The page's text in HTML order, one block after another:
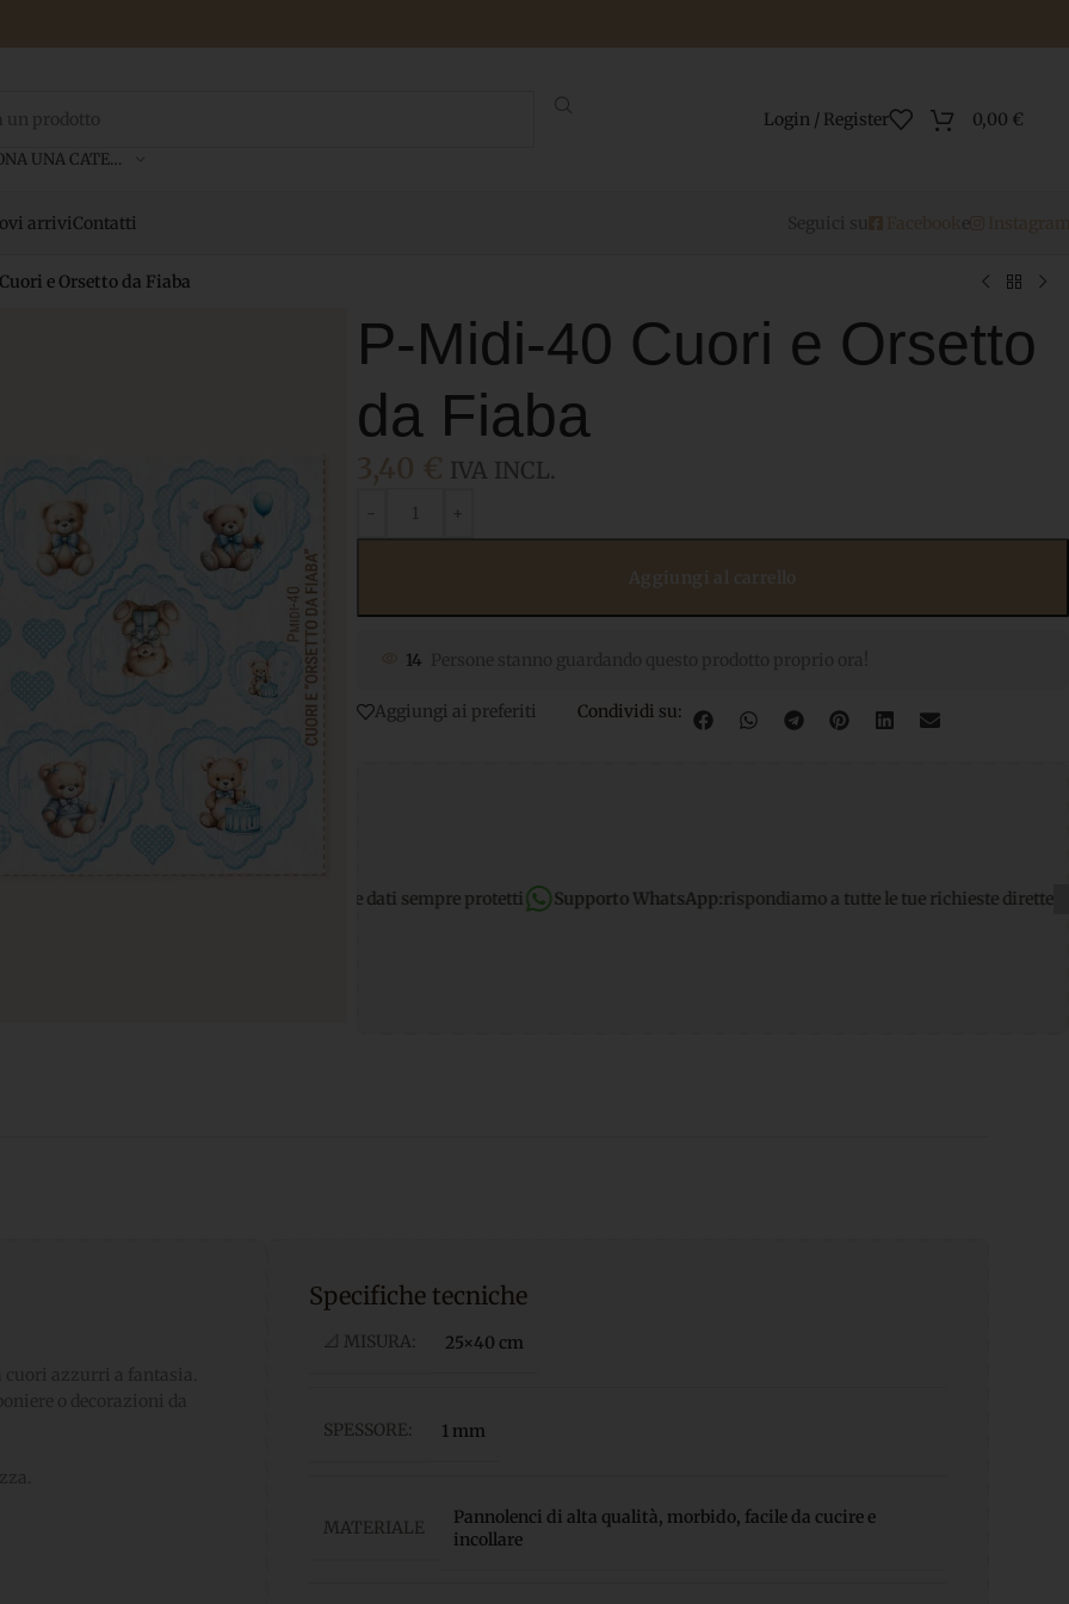
SELEZIONA UNA CATEGORIA
Login / Register 0,00 €
arriviContatti
e Orsetto da Fiaba
P-Midi-40 Cuori e Orsetto
da Fiaba
IVA INCL.
14
Aggiungi ai preferiti Condividi su:
per transazioni e dati sempre protetti Supporto WhatsApp:rispondiamo a tutte le tue richieste dirette Spedizione
Specifiche tecniche
📐 MISURA: 25×40 cm
SPESSORE: 1 mm
MATERIALE
Pannolenci di alta qualità, morbido, facile da cucire e
incollare